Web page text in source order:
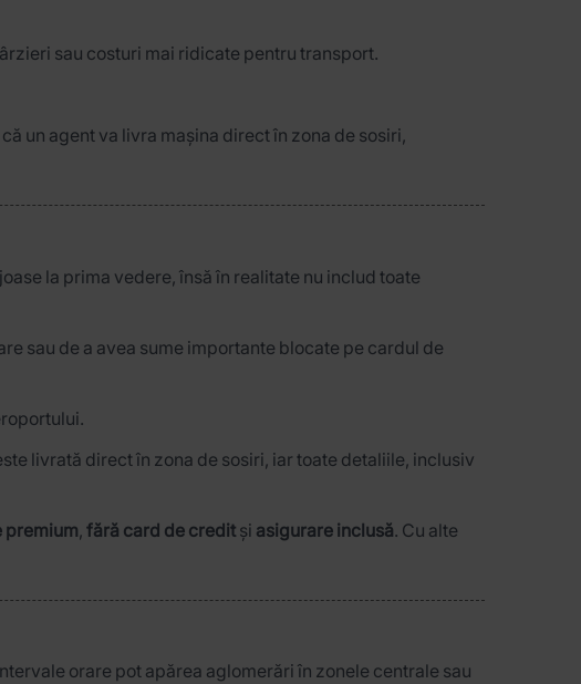
sau costuri mai ridicate pentru transport.
un agent va livra mașina direct în zona de sosiri,
la prima vedere, însă în realitate nu includ toate
sau de a avea sume importante blocate pe cardul de
livrată direct în zona de sosiri, iar toate detaliile, inclusiv
premium, fără card de credit și asigurare inclusă. Cu alte
orare pot apărea aglomerări în zonele centrale sau